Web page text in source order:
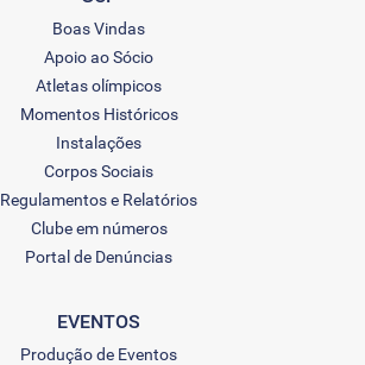
Boas Vindas
Apoio ao Sócio
Atletas olímpicos
Momentos Históricos
Instalações
Corpos Sociais
Regulamentos e Relatórios
Clube em números
Portal de Denúncias
EVENTOS
Produção de Eventos